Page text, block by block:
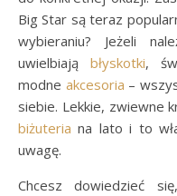
Big Star są teraz
wybieraniu? Jeżeli
uwielbiająbłyskotki,
modne akcesoria –
siebie. Lekkie, zwiewne
biżuteria na lato i to
uwagę.
Chcesz dowiedzieć